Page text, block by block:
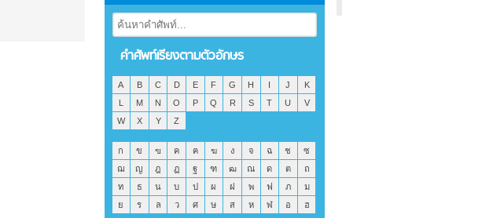
คำศัพท์เรียงตามตัวอักษร
A B C D E F G H I J
K
L
M N O P Q R S T U
V
W
X Y Z
ก ข ฃ ค ฅ ฆ ง จ ฉ ช
ซ
ฌ
ญ ฎ ฏ ฐ ฑ ฒ ณ ด ต
ถ
ท
ธ น บ ป ผ ฝ พ ฟ ภ
ม
ย
ร ล ว ศ ษ ส ห ฬ อ ฮ